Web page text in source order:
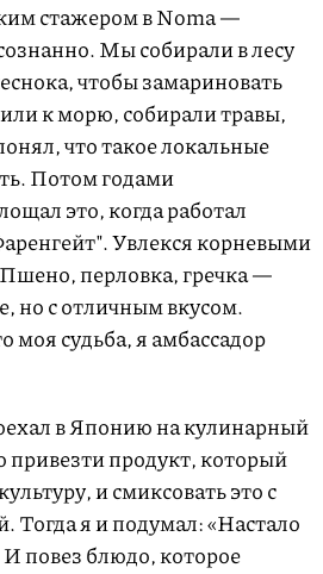
стажером в Noma —
Мы собирали в лесу
чтобы замариновать
к морю, собирали травы,
что такое локальные
Потом годами
это, когда работал
Увлекся корневыми
перловка, гречка —
но с отличным вкусом.
моя судьба, я амбассадор
в Японию на кулинарный
продукт, который
и смиксовать это с
Тогда я и подумал: «Настало
И повез блюдо, которое